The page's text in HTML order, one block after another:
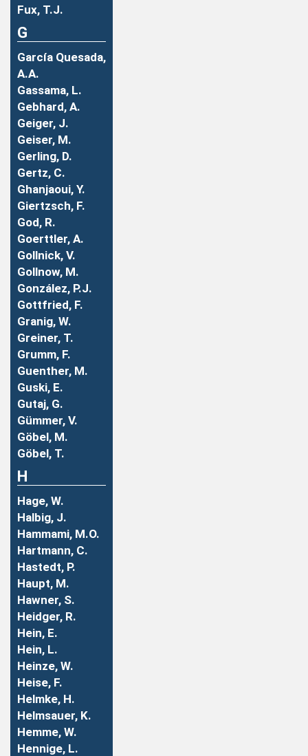
Fux, T.J.
G
García Quesada,
A.A.
Gassama, L.
Gebhard, A.
Geiger, J.
Geiser, M.
Gerling, D.
Gertz, C.
Ghanjaoui, Y.
Giertzsch, F.
God, R.
Goerttler, A.
Gollnick, V.
Gollnow, M.
González, P.J.
Gottfried, F.
Granig, W.
Greiner, T.
Grumm, F.
Guenther, M.
Guski, E.
Gutaj, G.
Gümmer, V.
Göbel, M.
Göbel, T.
H
Hage, W.
Halbig, J.
Hammami, M.O.
Hartmann, C.
Hastedt, P.
Haupt, M.
Hawner, S.
Heidger, R.
Hein, E.
Hein, L.
Heinze, W.
Heise, F.
Helmke, H.
Helmsauer, K.
Hemme, W.
Hennige, L.